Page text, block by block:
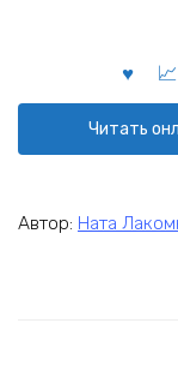
Читать
Автор: Ната